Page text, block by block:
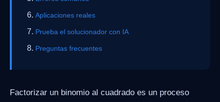
Aplicaciones reales
Prueba el solucionador con IA
Preguntas frecuentes
Factorizar un binomio al cuadrado es un proceso